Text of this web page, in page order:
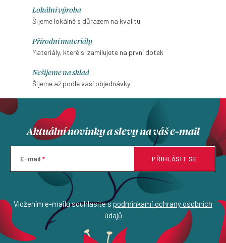
Lokální výroba
Šijeme lokálně s důrazem na kvalitu
Přírodní materiály
Materiály, které si zamilujete na první dotek
Nešijeme na sklad
Šijeme až podle vaší objednávky
Aktuální novinky a slevy na váš e-mail
E-mail
Vložením e-mailu souhlasíte spodmínkami ochrany osobních
údajů
PŘIHLÁSIT SE